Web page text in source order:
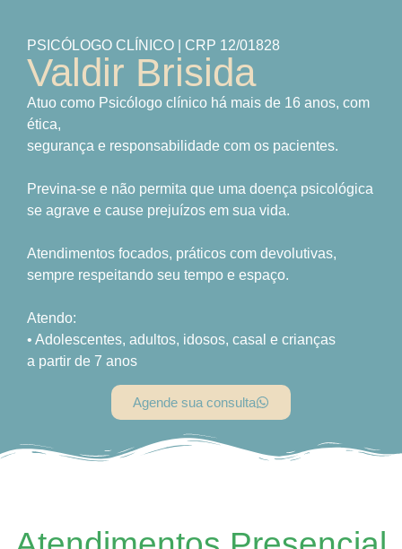
PSICÓLOGO CLÍNICO | CRP 12/01828
Valdir Brisida
Atuo como Psicólogo clínico há mais de 16 anos, com
ética,
segurança e responsabilidade com os pacientes.
Previna-se e não permita que uma doença psicológica
se agrave e cause prejuízos em sua vida.
Atendimentos focados, práticos com devolutivas,
sempre respeitando seu tempo e espaço.
Atendo:
• Adolescentes, adultos, idosos, casal e crianças
a partir de 7 anos
Agende sua consulta